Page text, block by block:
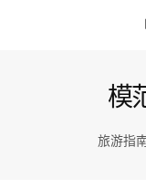
模
旅游指